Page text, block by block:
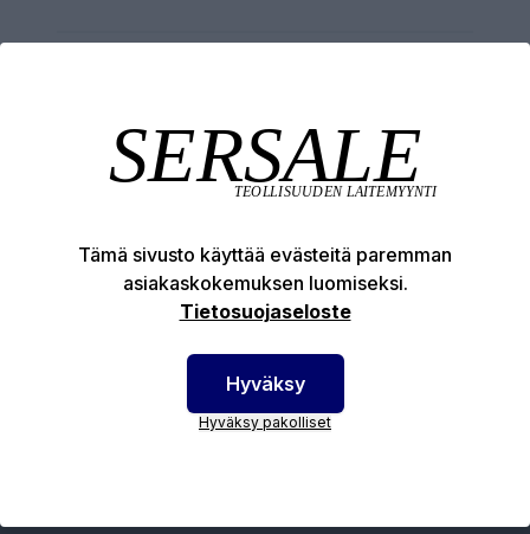
Tekniset edut
SERSALE OY MAALAUSLAITTEIDEN ERIKOISLIIKE
Tämä sivusto käyttää evästeitä paremman
asiakaskokemuksen luomiseksi.
Tietosuojaseloste
Hyväksy
Hyväksy pakolliset